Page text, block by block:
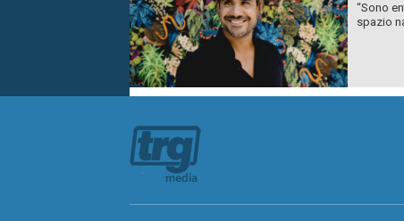
“Sono
spazio